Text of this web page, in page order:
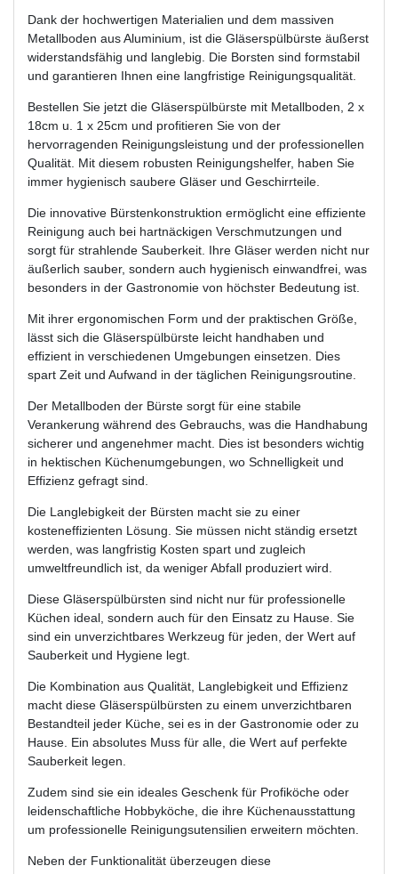
Dank der hochwertigen Materialien und dem massiven
Metallboden aus Aluminium, ist die Gläserspülbürste äußerst
widerstandsfähig und langlebig. Die Borsten sind formstabil
und garantieren Ihnen eine langfristige Reinigungsqualität.
Bestellen Sie jetzt die Gläserspülbürste mit Metallboden, 2 x
18cm u. 1 x 25cm und profitieren Sie von der
hervorragenden Reinigungsleistung und der professionellen
Qualität. Mit diesem robusten Reinigungshelfer, haben Sie
immer hygienisch saubere Gläser und Geschirrteile.
Die innovative Bürstenkonstruktion ermöglicht eine effiziente
Reinigung auch bei hartnäckigen Verschmutzungen und
sorgt für strahlende Sauberkeit. Ihre Gläser werden nicht nur
äußerlich sauber, sondern auch hygienisch einwandfrei, was
besonders in der Gastronomie von höchster Bedeutung ist.
Mit ihrer ergonomischen Form und der praktischen Größe,
lässt sich die Gläserspülbürste leicht handhaben und
effizient in verschiedenen Umgebungen einsetzen. Dies
spart Zeit und Aufwand in der täglichen Reinigungsroutine.
Der Metallboden der Bürste sorgt für eine stabile
Verankerung während des Gebrauchs, was die Handhabung
sicherer und angenehmer macht. Dies ist besonders wichtig
in hektischen Küchenumgebungen, wo Schnelligkeit und
Effizienz gefragt sind.
Die Langlebigkeit der Bürsten macht sie zu einer
kosteneffizienten Lösung. Sie müssen nicht ständig ersetzt
werden, was langfristig Kosten spart und zugleich
umweltfreundlich ist, da weniger Abfall produziert wird.
Diese Gläserspülbürsten sind nicht nur für professionelle
Küchen ideal, sondern auch für den Einsatz zu Hause. Sie
sind ein unverzichtbares Werkzeug für jeden, der Wert auf
Sauberkeit und Hygiene legt.
Die Kombination aus Qualität, Langlebigkeit und Effizienz
macht diese Gläserspülbürsten zu einem unverzichtbaren
Bestandteil jeder Küche, sei es in der Gastronomie oder zu
Hause. Ein absolutes Muss für alle, die Wert auf perfekte
Sauberkeit legen.
Zudem sind sie ein ideales Geschenk für Profiköche oder
leidenschaftliche Hobbyköche, die ihre Küchenausstattung
um professionelle Reinigungsutensilien erweitern möchten.
Neben der Funktionalität überzeugen diese